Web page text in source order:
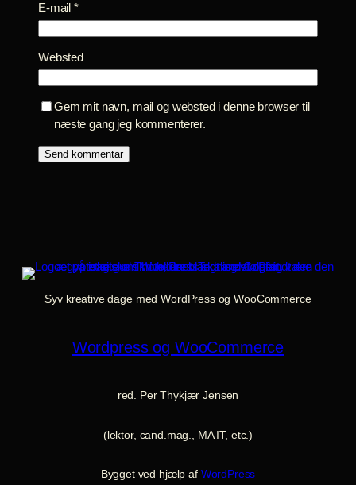
E-mail *
Websted
Gem mit navn, mail og websted i denne browser til
næste gang jeg kommenterer.
Syv kreative dage med WordPress og WooCommerce
Wordpress og WooCommerce
red. Per Thykjær Jensen
(lektor, cand.mag., MA IT, etc.)
Bygget ved hjælp af WordPress